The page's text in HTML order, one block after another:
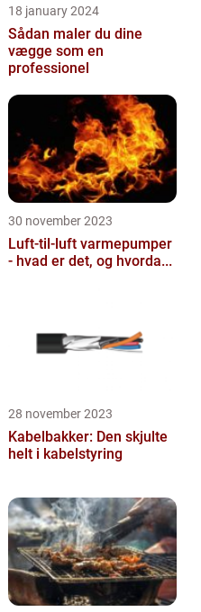
18 january 2024
Sådan maler du dine
vægge som en
professionel
30 november 2023
Luft-til-luft varmepumper
- hvad er det, og hvorda...
28 november 2023
Kabelbakker: Den skjulte
helt i kabelstyring